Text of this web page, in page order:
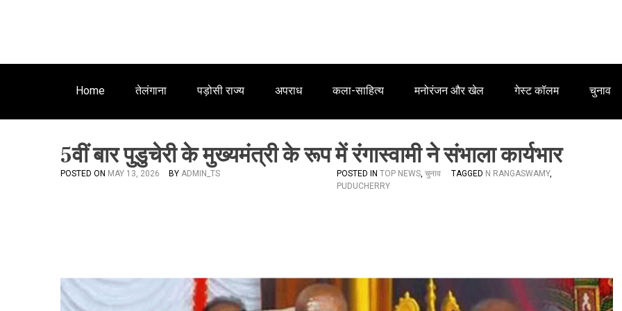
Home तेलंगाना पड़ोसी राज्य अपराध कला-साहित्य मनोरंजन और खेल गेस्ट कॉलम चुनाव
5वीं बार पुडुचेरी के मुख्यमंत्री के रूप में रंगास्वामी ने संभाला कार्यभार
POSTED ON MAY 13, 2026 BY ADMIN_TS POSTED IN TOP NEWS, चुनाव TAGGED N RANGASWAMY,
PUDUCHERRY